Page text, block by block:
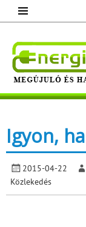
content
Megújuló
Igyon,
2015-04-22
Közlekedés